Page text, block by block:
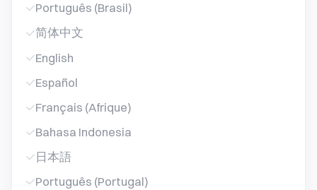
Português (Brasil)
简体中文
English
Español
Français (Afrique)
Bahasa Indonesia
日本語
Português (Portugal)